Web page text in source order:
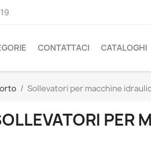
CONTATTACI CATALOGHI
Sollevatori per macchine
PER